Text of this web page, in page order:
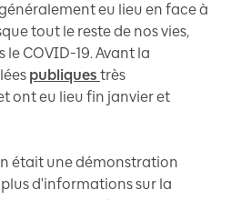
eu lieu en face à
tout le reste de nos vies,
COVID-19. Avant la
publiques très
ont eu lieu fin janvier et
était une démonstration
d'informations sur la